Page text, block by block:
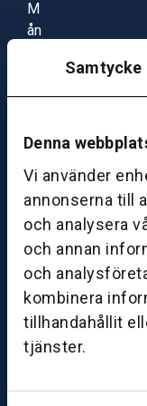
Samtycke
Denna
Vi använder
annonserna till
och analysera
och annan
och
kombinera
tillhandahållit
tjänster.
M
ån
g
fr
d
a
g:
0
8:
0
0
1